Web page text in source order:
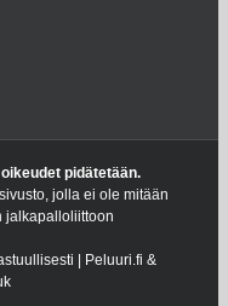
pidätetään.
jolla ei ole mitään
jalkapalloliittoon
| Peluuri.fi &